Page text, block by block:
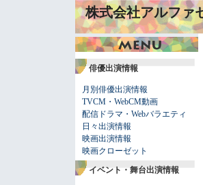
株式会社アルファ
俳優出演情報
月別俳優出演情報
TVCM・WebCM動画
配信ドラマ・Webバラエティ
日々出演情報
映画出演情報
映画クローゼット
イベント・舞台出演情報